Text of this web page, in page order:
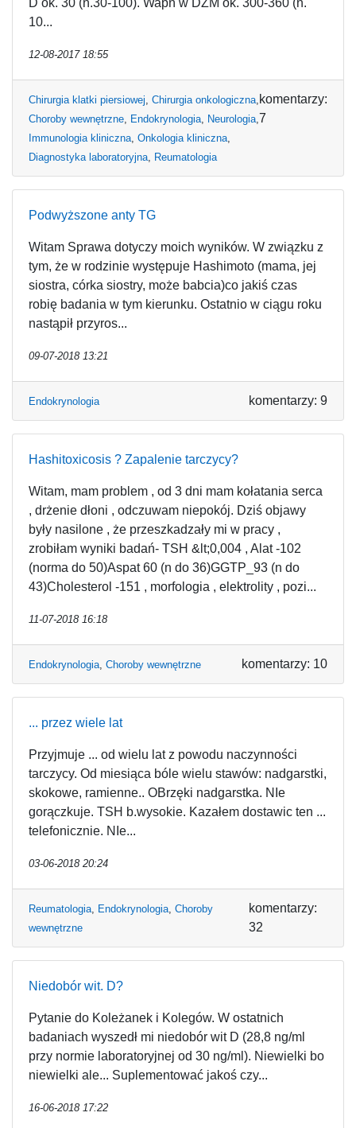
D ok. 30 (n.30-100). Wapń w DZM ok. 300-360 (n.
10...
12-08-2017 18:55
Chirurgia klatki piersiowej, Chirurgia onkologiczna,
Choroby wewnętrzne, Endokrynologia, Neurologia,
Immunologia kliniczna, Onkologia kliniczna,
Diagnostyka laboratoryjna, Reumatologia
komentarzy:
7
Podwyższone anty TG
Witam Sprawa dotyczy moich wyników. W związku z
tym, że w rodzinie występuje Hashimoto (mama, jej
siostra, córka siostry, może babcia)co jakiś czas
robię badania w tym kierunku. Ostatnio w ciągu roku
nastąpił przyros...
09-07-2018 13:21
Endokrynologia komentarzy: 9
Hashitoxicosis ? Zapalenie tarczycy?
Witam, mam problem , od 3 dni mam kołatania serca
, drżenie dłoni , odczuwam niepokój. Dziś objawy
były nasilone , że przeszkadzały mi w pracy ,
zrobiłam wyniki badań- TSH &lt;0,004 , Alat -102
(norma do 50)Aspat 60 (n do 36)GGTP_93 (n do
43)Cholesterol -151 , morfologia , elektrolity , pozi...
11-07-2018 16:18
Endokrynologia, Choroby wewnętrzne komentarzy: 10
... przez wiele lat
Przyjmuje ... od wielu lat z powodu naczynności
tarczycy. Od miesiąca bóle wielu stawów: nadgarstki,
skokowe, ramienne.. OBrzęki nadgarstka. NIe
gorączkuje. TSH b.wysokie. Kazałem dostawic ten ...
telefonicznie. NIe...
03-06-2018 20:24
Reumatologia, Endokrynologia, Choroby
wewnętrzne
komentarzy:
32
Niedobór wit. D?
Pytanie do Koleżanek i Kolegów. W ostatnich
badaniach wyszedł mi niedobór wit D (28,8 ng/ml
przy normie laboratoryjnej od 30 ng/ml). Niewielki bo
niewielki ale... Suplementować jakoś czy...
16-06-2018 17:22